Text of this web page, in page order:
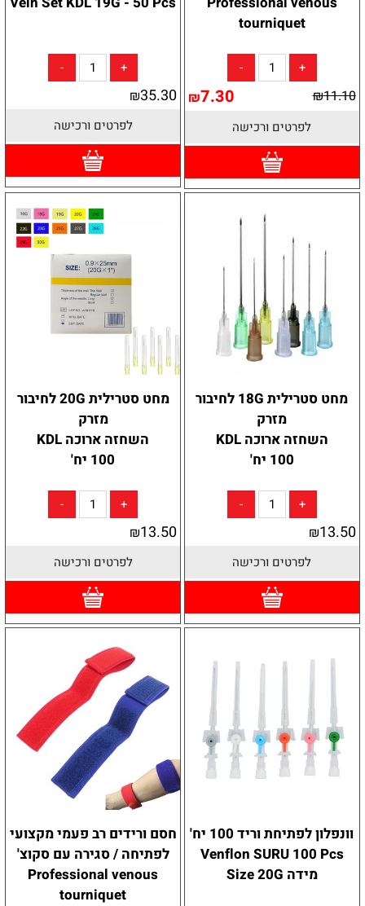
tourniquet
₪11.10
₪7.30
לפרטים ורכישה
₪35.30
לפרטים ורכישה
מחט סטרילית 18G לחיבור
מזרק
השחזה ארוכה KDL
100 יח'
₪13.50
לפרטים ורכישה
מחט סטרילית 20G לחיבור
מזרק
השחזה ארוכה KDL
100 יח'
₪13.50
לפרטים ורכישה
וונפלון לפתיחת וריד 100 יח'
Venflon SURU 100 Pcs
מידה Size 20G
חסם ורידים רב פעמי מקצועי
לפתיחה / סגירה עם סקוצ'
Professional venous
tourniquet